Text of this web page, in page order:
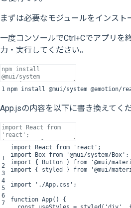
まずは必要なモジュールをインスト
一度コンソールでCtrl+Cでアプリを
力・実行してください。
1 npm install @mui /system @emotion/
App.jsの内容を以下に書き換えてくだ
1
2
3
4
5
6
7
import React from 'react' ;
import Box from '@mui/system/Box' ;
import
{ Button } from '@mui/
import
{ styled } from '@mui/
import './App.css' ;
function App( )
{